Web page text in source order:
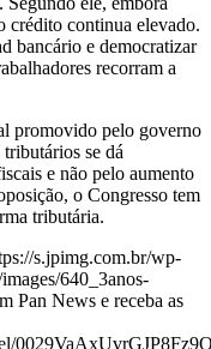
crédito continua elevado.
bancário e democratizar
recorram a
promovido pelo governo
se dá
e não pelo aumento
o Congresso tem
tributária.
s.jpimg.com.br/wp-
640_3anos-
Pan News e receba as